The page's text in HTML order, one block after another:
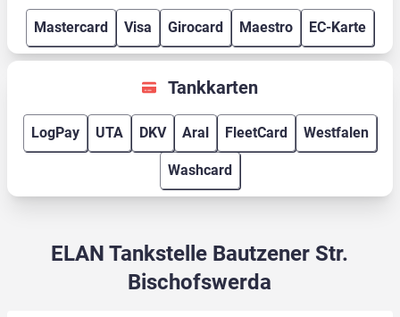
Mastercard Visa Girocard Maestro EC-Karte
Tankkarten
LogPay UTA DKV Aral FleetCard Westfalen
Washcard
ELAN Tankstelle Bautzener Str.
Bischofswerda